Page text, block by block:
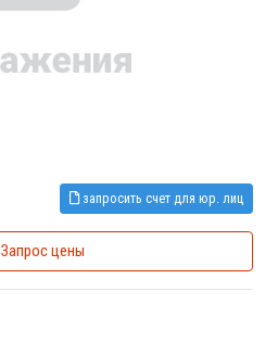
запросить счет для юр. лиц
Запрос цены